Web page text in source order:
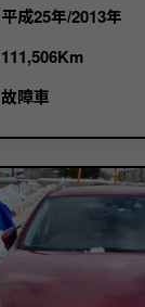
平成25年/2013年
111,506Km
故障車